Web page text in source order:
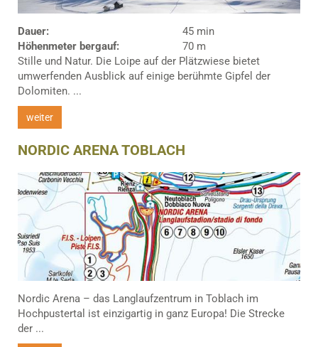
Dauer:
45 min
Höhenmeter bergauf:
70 m
Stille und Natur. Die Loipe auf der Plätzwiese bietet
umwerfenden Ausblick auf einige berühmte Gipfel der
Dolomiten. ...
weiter
NORDIC ARENA TOBLACH
Nordic Arena – das Langlaufzentrum in Toblach im
Hochpustertal ist einzigartig in ganz Europa! Die Strecke
der ...